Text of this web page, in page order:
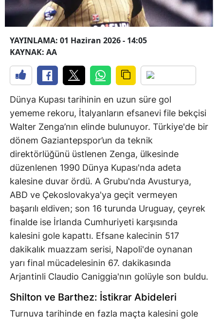
YAYINLAMA: 01 Haziran 2026 - 14:05
KAYNAK: AA
Dünya Kupası tarihinin en uzun süre gol
yememe rekoru, İtalyanların efsanevi file bekçisi
Walter Zenga’nın elinde bulunuyor. Türkiye'de bir
dönem Gaziantepspor’un da teknik
direktörlüğünü üstlenen Zenga, ülkesinde
düzenlenen 1990 Dünya Kupası'nda adeta
kalesine duvar ördü. A Grubu'nda Avusturya,
ABD ve Çekoslovakya'ya geçit vermeyen
başarılı eldiven; son 16 turunda Uruguay, çeyrek
finalde ise İrlanda Cumhuriyeti karşısında
kalesini gole kapattı. Efsane kalecinin 517
dakikalık muazzam serisi, Napoli'de oynanan
yarı final mücadelesinin 67. dakikasında
Arjantinli Claudio Caniggia'nın golüyle son buldu.
Shilton ve Barthez: İstikrar Abideleri
Turnuva tarihinde en fazla maçta kalesini gole